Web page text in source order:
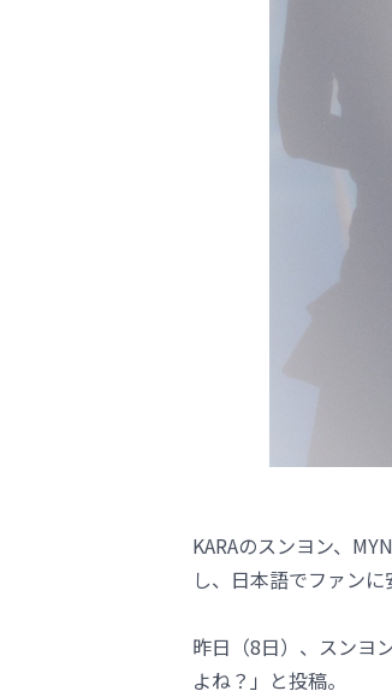
KARAのスンヨン、
し、日本語でファンに
昨日（8日）、スンヨ
よね？」と投稿。